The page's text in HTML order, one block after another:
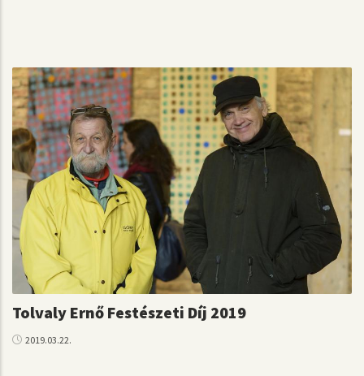
Tolvaly Ernő Festészeti Díj 2019
2019.03.22.